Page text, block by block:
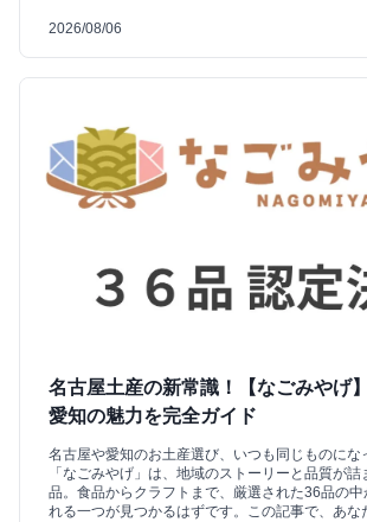
2026/08/06
名古屋土産の新常識！【なごみやげ
愛知の魅力を完全ガイド
名古屋や愛知のお土産選び、いつも同じものにな
「なごみやげ」は、地域のストーリーと品質が詰
品。食品からクラフトまで、厳選された36品の
れる一つが見つかるはずです。この記事で、あな